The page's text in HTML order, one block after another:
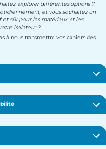
explorer différentes options ?
et vous souhaitez un
sûr pour les matériaux et les
isolateur ?
à nous transmettre vos cahiers des